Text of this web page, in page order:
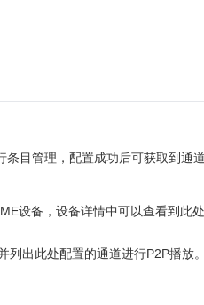
目管理，配置成功后可获取到通
设备，设备详情中可以查看到此
出此处配置的通道进行P2P播放。